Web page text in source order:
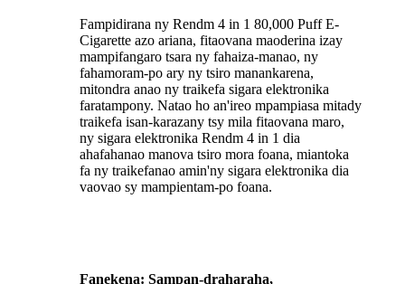
Fampidirana ny Rendm 4 in 1 80,000 Puff E-
Cigarette azo ariana, fitaovana maoderina izay
mampifangaro tsara ny fahaiza-manao, ny
fahamoram-po ary ny tsiro manankarena,
mitondra anao ny traikefa sigara elektronika
faratampony. Natao ho an'ireo mpampiasa mitady
traikefa isan-karazany tsy mila fitaovana maro,
ny sigara elektronika Rendm 4 in 1 dia
ahafahanao manova tsiro mora foana, miantoka
fa ny traikefanao amin'ny sigara elektronika dia
vaovao sy mampientam-po foana.
Fanekena: Sampan-draharaha,